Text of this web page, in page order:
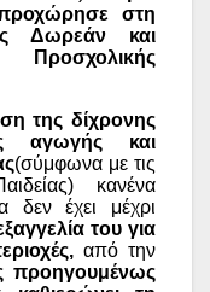
στη
Δωρεάν και
Προσχολικής
της δίχρονης
αγωγής και
(σύμφωνα με τις
κανένα
δεν έχει μέχρι
του για
από την
προηγουμένως